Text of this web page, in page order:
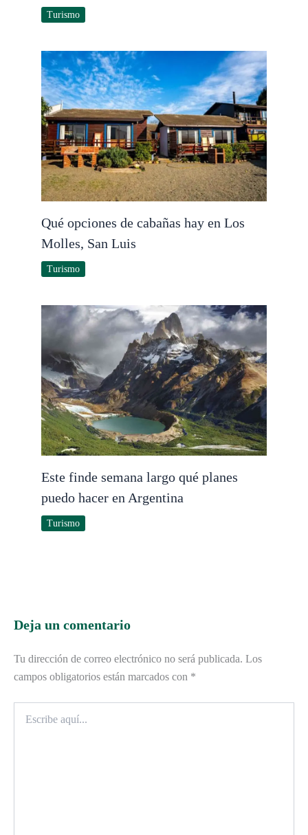
Turismo
Qué opciones de cabañas hay en Los
Molles, San Luis
Turismo
Este finde semana largo qué planes
puedo hacer en Argentina
Turismo
Deja un comentario
Tu dirección de correo electrónico no será publicada. Los
campos obligatorios están marcados con *
aquí...